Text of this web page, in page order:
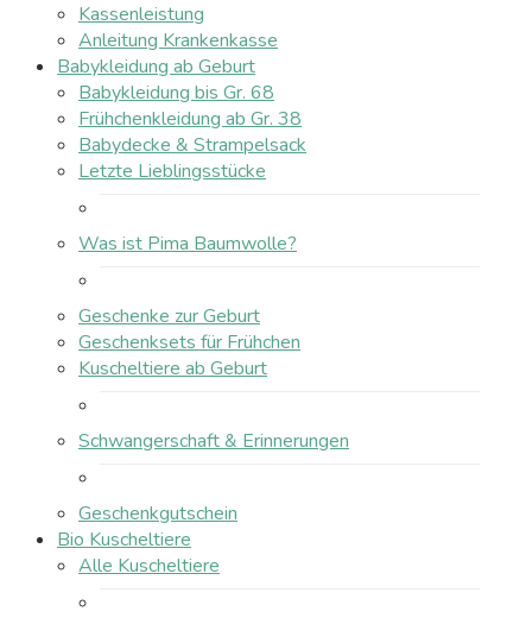
Kassenleistung
Anleitung Krankenkasse
Babykleidung ab Geburt
Babykleidung bis Gr. 68
Frühchenkleidung ab Gr. 38
Babydecke & Strampelsack
Letzte Lieblingsstücke
Was ist Pima Baumwolle?
Geschenke zur Geburt
Geschenksets für Frühchen
Kuscheltiere ab Geburt
Schwangerschaft & Erinnerungen
Geschenkgutschein
Bio Kuscheltiere
Alle Kuscheltiere